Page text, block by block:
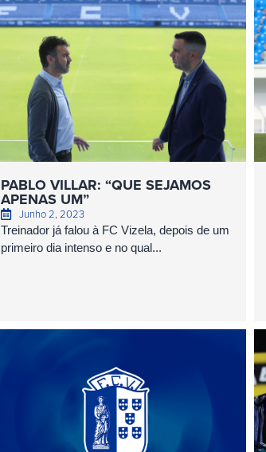
PABLO VILLAR: “QUE SEJAMOS
APENAS UM”
Junho 2, 2023
Treinador já falou à FC Vizela, depois de um
primeiro dia intenso e no qual...